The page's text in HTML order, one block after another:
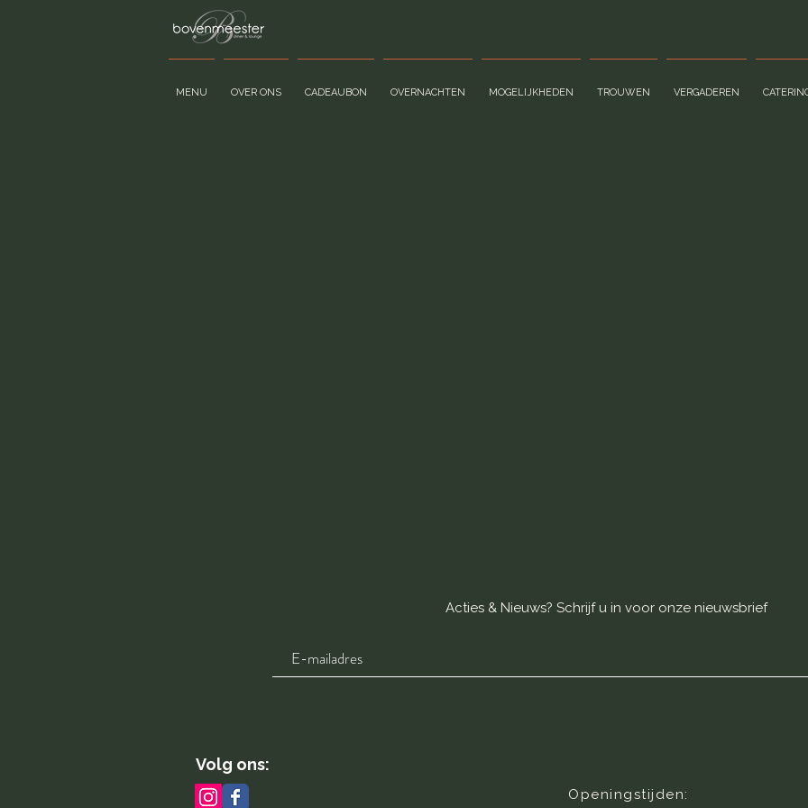
MENU OVER ONS CADEAUBON OVERNACHTEN MOGELIJKHEDEN TROUWEN VERGADEREN
Acties & Nieuws? Schrijf u in voor onze nieuwsbrief
Volg ons:
Openingstijden: